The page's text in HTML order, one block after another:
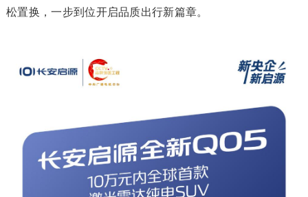
松置换，一步到位开启品质出行新篇章。